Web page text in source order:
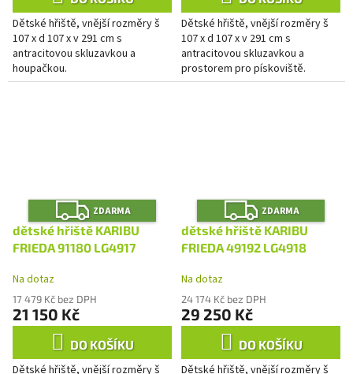
Dětské hřiště, vnější rozměry š
107 x d 107 x v 291 cm s
antracitovou skluzavkou a
houpačkou.
Dětské hřiště, vnější rozměry š
107 x d 107 x v 291 cm s
antracitovou skluzavkou a
prostorem pro pískoviště.
Z
D
A
R
M
ZDARMA
dětské hřiště KARIBU
FRIEDA 91180 LG4917
Na dotaz
17 479 Kč bez DPH
21 150 Kč
DO KOŠÍKU
Dětské hřiště, vnější rozměry š
Z
D
A
R
M
ZDARMA
dětské hřiště KARIBU
FRIEDA 49192 LG4918
Na dotaz
24 174 Kč bez DPH
29 250 Kč
DO KOŠÍKU
Dětské hřiště, vnější rozměry š